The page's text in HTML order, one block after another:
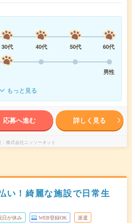
30代 40代 50代
60代
男性
もっと見る
応募へ進む 詳しく見る
株式会社ニッソーネット
い！綺麗な施設で日常生
日が休み WEB登録OK 派遣